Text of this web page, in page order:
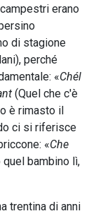
erano
di stagione
perché
«Chél
(Quel che c'è
è rimasto il
ci si riferisce
«Che
quel bambino lì,
trentina di anni